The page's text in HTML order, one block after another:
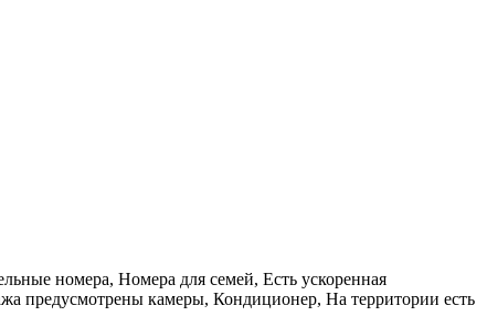
номера, Номера для семей, Есть ускоренная
предусмотрены камеры, Кондиционер, На территории есть